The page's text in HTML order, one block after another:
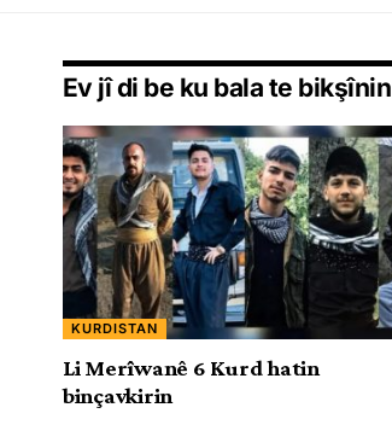
Ev jî di be ku bala te bikşînin
KURDISTAN
Li Merîwanê 6 Kurd hatin
binçavkirin